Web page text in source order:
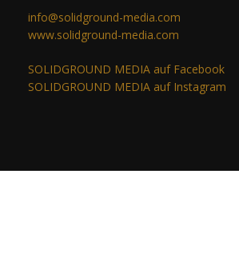
info@solidground-media.com
www.solidground-media.com
SOLIDGROUND MEDIA auf Facebook
SOLIDGROUND MEDIA auf Instagram